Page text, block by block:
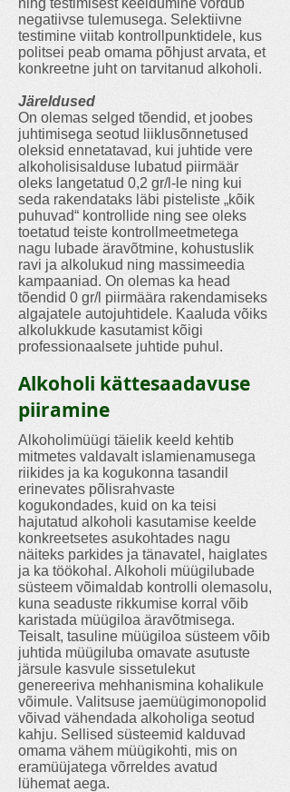
ning testimisest keeldumine võrdub
negatiivse tulemusega. Selektiivne
testimine viitab kontrollpunktidele, kus
politsei peab omama põhjust arvata, et
konkreetne juht on tarvitanud alkoholi.
Järeldused
On olemas selged tõendid, et joobes
juhtimisega seotud liiklusõnnetused
oleksid ennetatavad, kui juhtide vere
alkoholisisalduse lubatud piirmäär
oleks langetatud 0,2 gr/l-le ning kui
seda rakendataks läbi pisteliste „kõik
puhuvad“ kontrollide ning see oleks
toetatud teiste kontrollmeetmetega
nagu lubade äravõtmine, kohustuslik
ravi ja alkolukud ning massimeedia
kampaaniad. On olemas ka head
tõendid 0 gr/l piirmäära rakendamiseks
algajatele autojuhtidele. Kaaluda võiks
alkolukkude kasutamist kõigi
professionaalsete juhtide puhul.
Alkoholi kättesaadavuse
piiramine
Alkoholimüügi täielik keeld kehtib
mitmetes valdavalt islamienamusega
riikides ja ka kogukonna tasandil
erinevates põlisrahvaste
kogukondades, kuid on ka teisi
hajutatud alkoholi kasutamise keelde
konkreetsetes asukohtades nagu
näiteks parkides ja tänavatel, haiglates
ja ka töökohal. Alkoholi müügilubade
süsteem võimaldab kontrolli olemasolu,
kuna seaduste rikkumise korral võib
karistada müügiloa äravõtmisega.
Teisalt, tasuline müügiloa süsteem võib
juhtida müügiluba omavate asutuste
järsule kasvule sissetulekut
genereeriva mehhanismina kohalikule
võimule. Valitsuse jaemüügimonopolid
võivad vähendada alkoholiga seotud
kahju. Sellised süsteemid kalduvad
omama vähem müügikohti, mis on
eramüüjatega võrreldes avatud
lühemat aega.